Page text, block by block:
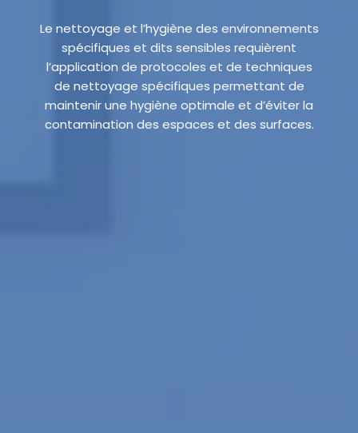
Le nettoyage et l’hygiène des environnements
spécifiques et dits sensibles requièrent
l’application de protocoles et de techniques
de nettoyage spécifiques permettant de
maintenir une hygiène optimale et d’éviter la
contamination des espaces et des surfaces.